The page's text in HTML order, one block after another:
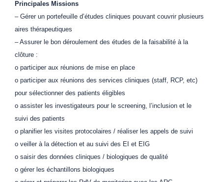
Principales Missions
– Gérer un portefeuille d’études cliniques pouvant couvrir plusieurs
aires thérapeutiques
– Assurer le bon déroulement des études de la faisabilité à la
clôture :
o participer aux réunions de mise en place
o participer aux réunions des services cliniques (staff, RCP, etc)
pour sélectionner des patients éligibles
o assister les investigateurs pour le screening, l’inclusion et le
suivi des patients
o planifier les visites protocolaires / réaliser les appels de suivi
o veiller à la détection et au suivi des EI et EIG
o saisir des données cliniques / biologiques de qualité
o gérer les échantillons biologiques